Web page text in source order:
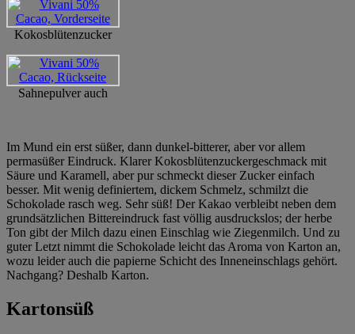
Kokosblütenzucker
Sahnepulver auch
Im Mund ein erst süßer, dann dunkel-bitterer, aber vor allem
permasüßer Eindruck. Klarer Kokosblütenzuckergeschmack mit
Säure und Karamell, aber pur schmeckt dieser Zucker einfach
besser. Mit wenig definiertem, dickem Schmelz, schmilzt die
Schokolade rasch weg. Sehr süß! Der Kakao verbleibt neben dem
grundsätzlichen Bittereindruck fast völlig ausdruckslos; der herbe
Ton gibt der Milch dazu einen Einschlag wie Ziegenmilch. Und zu
guter Letzt nimmt die Schokolade leicht das Aroma von Karton an,
wozu leider auch die papierne Schicht des Inneneinschlags gehört.
Nachgang? Deshalb Karton.
Kartonsüß